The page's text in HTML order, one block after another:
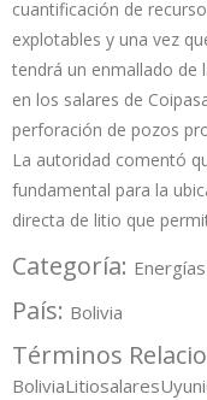
cuantificación de
explotables y una vez
tendrá un enmallado de
en los salares de
perforación de pozos
La autoridad comentó
fundamental para la
directa de litio que
Categoría:
País: Bolivia
Términos
BoliviaLitiosalaresUyuni